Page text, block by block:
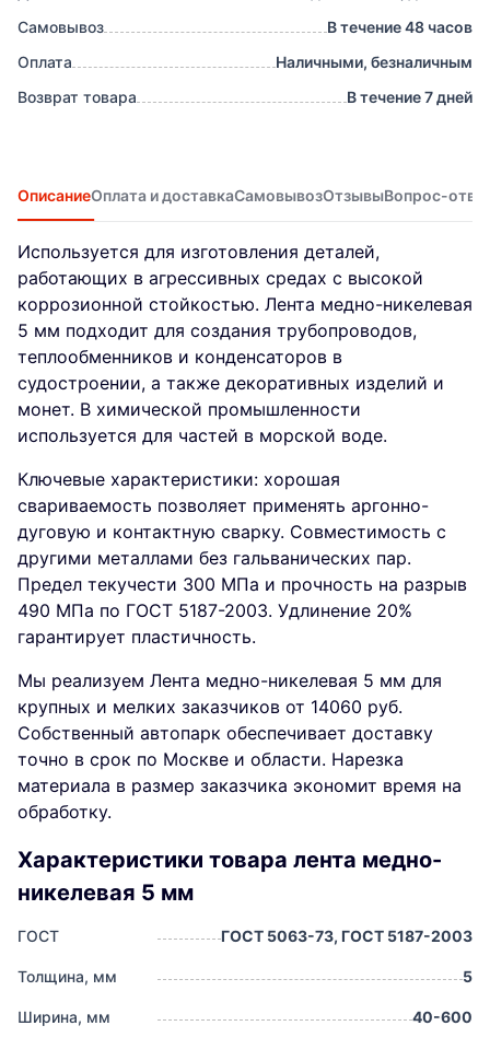
Самовывоз
В течение 48 часов
Оплата
Наличными, безналичным
Возврат товара
В течение 7 дней
ОписаниеОплата и доставкаСамовывозОтзывыВопрос-
Используется для изготовления деталей,
работающих в агрессивных средах с высокой
коррозионной стойкостью. Лента медно-никелевая
5 мм подходит для создания трубопроводов,
теплообменников и конденсаторов в
судостроении, а также декоративных изделий и
монет. В химической промышленности
используется для частей в морской воде.
Ключевые характеристики: хорошая
свариваемость позволяет применять аргонно-
дуговую и контактную сварку. Совместимость с
другими металлами без гальванических пар.
Предел текучести 300 МПа и прочность на разрыв
490 МПа по ГОСТ 5187-2003. Удлинение 20%
гарантирует пластичность.
Мы реализуем Лента медно-никелевая 5 мм для
крупных и мелких заказчиков от 14060 руб.
Собственный автопарк обеспечивает доставку
точно в срок по Москве и области. Нарезка
материала в размер заказчика экономит время на
обработку.
Характеристики товара лента медно-
никелевая 5 мм
ГОСТ ГОСТ 5063-73, ГОСТ 5187-2003
Толщина, мм 5
Ширина, мм 40-600